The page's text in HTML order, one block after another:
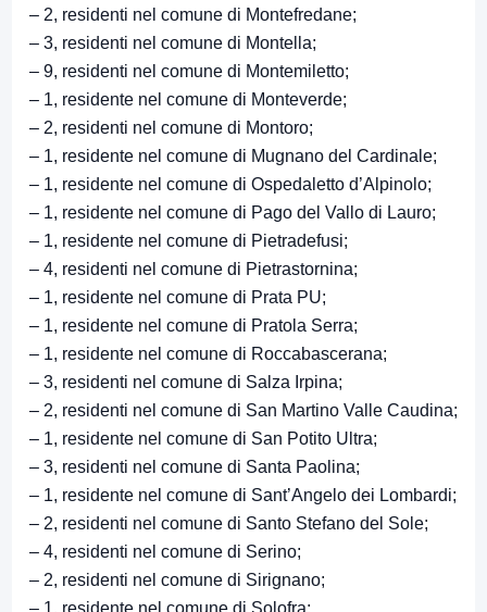
– 2, residenti nel comune di Montefredane;
– 3, residenti nel comune di Montella;
– 9, residenti nel comune di Montemiletto;
– 1, residente nel comune di Monteverde;
– 2, residenti nel comune di Montoro;
– 1, residente nel comune di Mugnano del Cardinale;
– 1, residente nel comune di Ospedaletto d’Alpinolo;
– 1, residente nel comune di Pago del Vallo di Lauro;
– 1, residente nel comune di Pietradefusi;
– 4, residenti nel comune di Pietrastornina;
– 1, residente nel comune di Prata PU;
– 1, residente nel comune di Pratola Serra;
– 1, residente nel comune di Roccabascerana;
– 3, residenti nel comune di Salza Irpina;
– 2, residenti nel comune di San Martino Valle Caudina;
– 1, residente nel comune di San Potito Ultra;
– 3, residenti nel comune di Santa Paolina;
– 1, residente nel comune di Sant’Angelo dei Lombardi;
– 2, residenti nel comune di Santo Stefano del Sole;
– 4, residenti nel comune di Serino;
– 2, residenti nel comune di Sirignano;